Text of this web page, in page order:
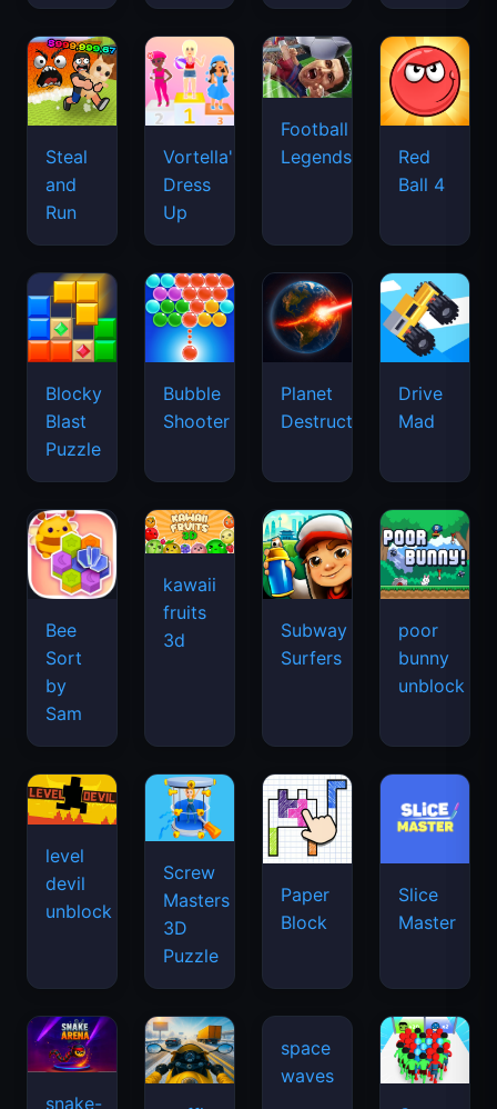
Steal
and
Run
Vortella's
Dress
Up
Football
Legends
Red
Ball 4
Blocky
Blast
Puzzle
Bubble
Shooter
Planet
Destruction
Drive
Mad
Bee
Sort
by
Sam
kawaii
fruits
3d
Subway
Surfers
poor
bunny
unblock
level
devil
unblock
Screw
Masters
3D
Puzzle
Paper
Block
Slice
Master
snake-